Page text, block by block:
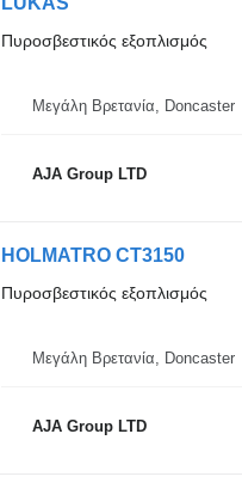
Πυροσβεστικός εξοπλισμός
Μεγάλη Βρετανία, Doncaster
AJA Group LTD
HOLMATRO CT3150
Πυροσβεστικός εξοπλισμός
Μεγάλη Βρετανία, Doncaster
AJA Group LTD